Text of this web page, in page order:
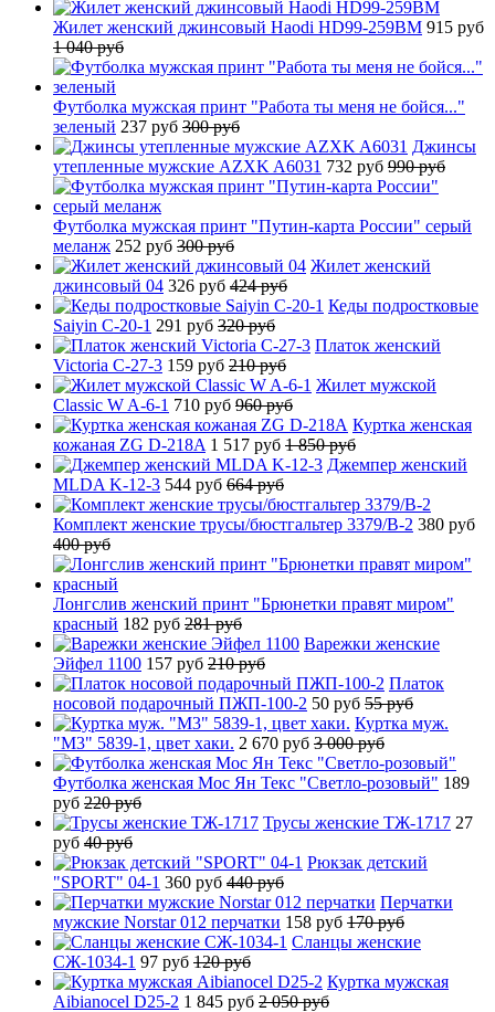
Жилет женский джинсовый Haodi HD99-259BM 915 руб
1 040 руб
Футболка мужская принт "Работа ты меня не бойся..."
зеленый 237 руб 300 руб
Джинсы
утепленные мужские AZXK A6031 732 руб 990 руб
Футболка мужская принт "Путин-карта России" серый
меланж 252 руб 300 руб
Жилет женский
джинсовый 04 326 руб 424 руб
Кеды подростковые
Saiyin C-20-1 291 руб 320 руб
Платок женский
Victoria C-27-3 159 руб 210 руб
Жилет мужской
Classic W A-6-1 710 руб 960 руб
Куртка женская
кожаная ZG D-218A 1 517 руб 1 850 руб
Джемпер женский
MLDA K-12-3 544 руб 664 руб
Комплект женские трусы/бюстгальтер 3379/B-2 380 руб
400 руб
Лонгслив женский принт "Брюнетки правят миром"
красный 182 руб 281 руб
Варежки женские
Эйфел 1100 157 руб 210 руб
Платок
носовой подарочный ПЖП-100-2 50 руб 55 руб
Куртка муж.
"М3" 5839-1, цвет хаки. 2 670 руб 3 000 руб
Футболка женская Мос Ян Текс "Светло-розовый" 189
руб 220 руб
Трусы женские ТЖ-1717 27
руб 40 руб
Рюкзак детский
"SPORT" 04-1 360 руб 440 руб
Перчатки
мужские Norstar 012 перчатки 158 руб 170 руб
Сланцы женские
СЖ-1034-1 97 руб 120 руб
Куртка мужская
Aibianocel D25-2 1 845 руб 2 050 руб